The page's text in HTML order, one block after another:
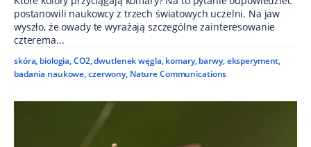
postanowili naukowcy z trzech światowych uczelni. Na jaw
wyszło, że owady te wyrażają szczególne zainteresowanie
czterema...
skóra, biologia,CO2,dwutlenek węgla, komary, barwy,eksperyment,
badania naukowe,czerwony, Nature Communications